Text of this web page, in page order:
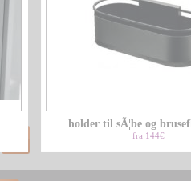
holder til sÃ¦be og
fra 144€